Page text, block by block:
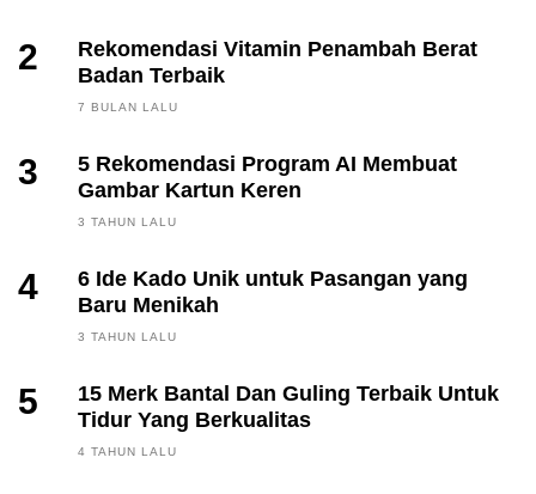
2
Rekomendasi Vitamin Penambah Berat
Badan Terbaik
7 BULAN LALU
3
5 Rekomendasi Program AI Membuat
Gambar Kartun Keren
3 TAHUN LALU
4
6 Ide Kado Unik untuk Pasangan yang
Baru Menikah
3 TAHUN LALU
5
15 Merk Bantal Dan Guling Terbaik Untuk
Tidur Yang Berkualitas
4 TAHUN LALU